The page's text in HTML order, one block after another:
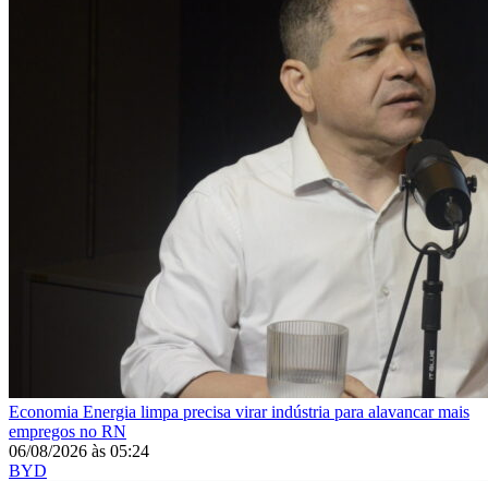
Economia Energia limpa precisa virar indústria para alavancar mais
empregos no RN
06/08/2026 às 05:24
BYD